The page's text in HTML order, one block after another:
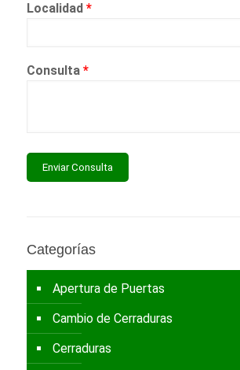
Localidad *
Consulta *
Categorías
Apertura de Puertas
Cambio de Cerraduras
Cerraduras